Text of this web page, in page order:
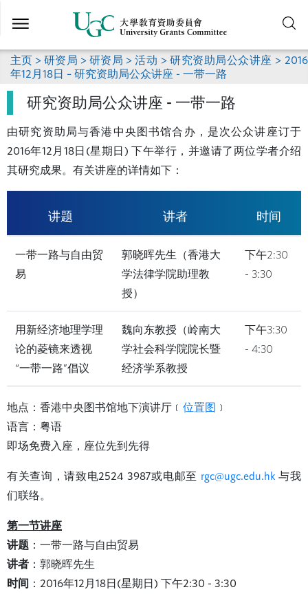
到
要
内
容
主页 > 研资局 > 研资局 > 活动 > 研究资助局公众讲座 > 2016
年12月18日 – 研究资助局公众讲座 - 一带一路
研究资助局公众讲座 - 一带一路
由研究资助局与香港中央图书馆合办，是次公众讲座订于
2016年12月18日(星期日) 下午举行，并邀请了两位学者介绍
其研究成果。有关讲座的详情如下：
讲题 讲者 时间
一带一路与自由贸
易
郭晓晖先生（香港大
学法律学院助理教
授）
下午2:30
- 3:30
用新经济地理学理
论的菱镜来透视
“一带一路”倡议
魏向东教授（岭南大
学社会科学院院长暨
经济学系教授
下午3:30
- 4:30
地点：香港中央图书馆地下演讲厅﹝ 位置图 ﹞
语言：粤语
即场免费入座，座位先到先得
有关查询，请致电2524 3987或电邮至 rgc@ugc.edu.hk 与我
们联络。
第一节讲座
讲题 ：一带一路与自由贸易
讲者 ：郭晓晖先生
时间 ：2016年12月18日(星期日) 下午2:30 - 3:30